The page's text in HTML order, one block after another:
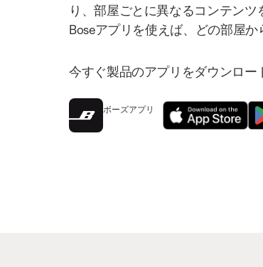
り、部屋ごとに異なるコンテン
Boseアプリを使えば、どの部屋か
今すぐ製品のアプリをダウンロー
ボーズアプリ